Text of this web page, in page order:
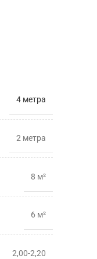
4 метра
2 метрa
8 м²
6 м²
2,00-2,20